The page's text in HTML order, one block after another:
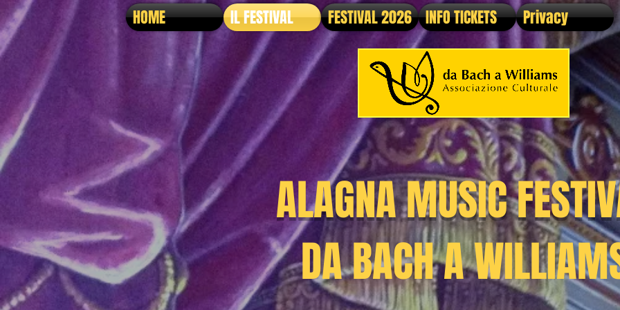
HOME IL FESTIVAL FESTIVAL 2026 INFO TICKETS Privacy
ALAGNA MUSIC
DA BACH A